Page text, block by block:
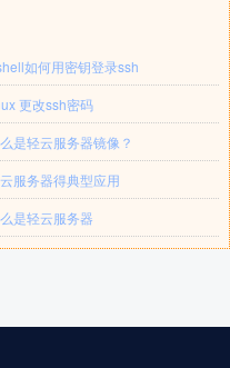
如何用密钥登录ssh
更改ssh密码
是轻云服务器镜像？
服务器得典型应用
是轻云服务器